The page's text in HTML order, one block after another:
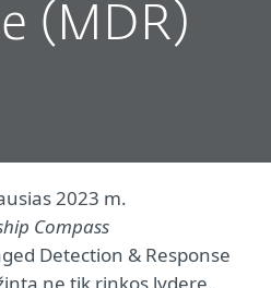
(MDR)
2023 m.
Compass
Detection & Response